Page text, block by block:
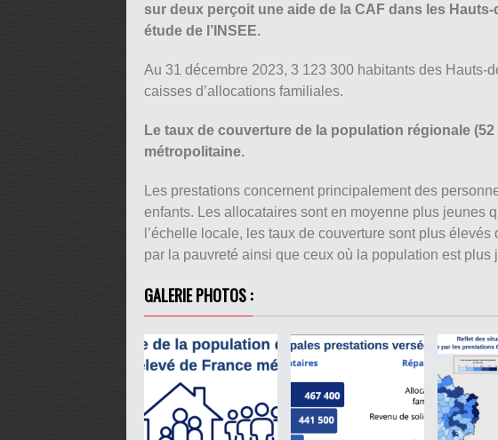
sur deux perçoit une aide de la CAF dans les Hauts-
étude de l’INSEE.
Au 31 décembre 2023, 3 123 300 habitants des Hauts-
caisses d’allocations familiales.
Le taux de couverture de la population régionale
métropolitaine.
Les prestations concernent principalement des
enfants. Les allocataires sont en moyenne plus jeunes
l’échelle locale, les taux de couverture sont plus
par la pauvreté ainsi que ceux où la population est plus
GALERIE PHOTOS :